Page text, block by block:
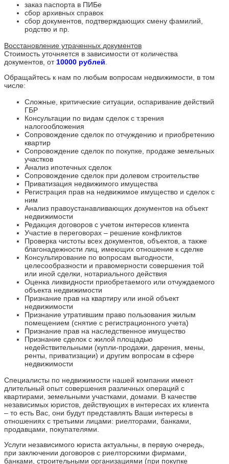
заказ паспорта в ПИБе
сбор архивных справок
сбор документов, подтверждающих смену фамилий,
родство и пр.
Восстановление утраченных документов
Стоимость уточняется в зависимости от количества
документов, от10000 рублей.
Обращайтесь к нам по любым вопросам недвижимости, в том
числе:
Сложные, критические ситуации, оспаривание действий
ГБР
Консультации по видам сделок с т.зрения
налогообложения
Сопровождение сделок по отчуждению и приобретению
квартир
Сопровождение сделок по покупке, продаже земельных
участков
Анализ ипотечных сделок
Сопровождение сделок при долевом строительстве
Приватизация недвижимого имущества
Регистрация прав на недвижимое имущество и сделок с
ним
Анализ правоустанавливающих документов на объект
недвижимости
Редакция договоров с учетом интересов клиента
Участие в переговорах – решение конфликтов
Проверка чистоты всех документов, объектов, а также
благонадежности лиц, имеющих отношение к сделке
Консультирование по вопросам выгодности,
целесообразности и правомерности совершения той
или иной сделки, нотариального действия
Оценка ликвидности приобретаемого или отчуждаемого
объекта недвижимости
Признание прав на квартиру или иной объект
недвижимости
Признание утратившим право пользования жилым
помещением (снятие с регистрационного учета)
Признание прав на наследственное имущество
Признание сделок с жилой площадью
недействительными (купли-продажи, дарения, мены,
ренты, приватизации) и другим вопросам в сфере
недвижимости
Специалисты по недвижимости нашей компании имеют
длительный опыт совершения различных операций с
квартирами, земельными участками, домами. В качестве
независимых юристов, действующих в интересах их клиента
– то есть Вас, они будут представлять Ваши интересы в
отношениях с третьими лицами: риелторами, банками,
продавцами, покупателями.
Услуги независимого юриста актуальны, в первую очередь,
при заключении договоров с риелторскими фирмами,
банками, строительными организациями (при покупке